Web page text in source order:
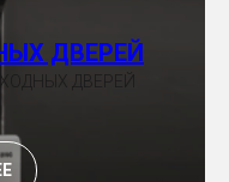
ДВЕРЕЙ
ДВЕРЕЙ